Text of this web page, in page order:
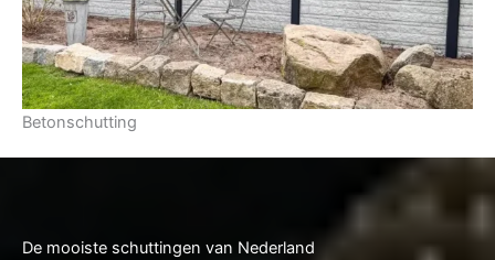
Betonschutting
De mooiste schuttingen van Nederland